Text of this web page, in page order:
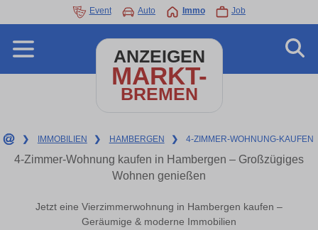
Event Auto Immo Job
ANZEIGEN
MARKT-
BREMEN
❯ IMMOBILIEN ❯ HAMBERGEN ❯ 4-ZIMMER-WOHNUNG-KAUFEN
4-Zimmer-Wohnung kaufen in Hambergen – Großzügiges
Wohnen genießen
Jetzt eine Vierzimmerwohnung in Hambergen kaufen –
Geräumige & moderne Immobilien